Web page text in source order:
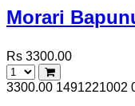
Morari
Rs 3300.00
3300.00 1491221002